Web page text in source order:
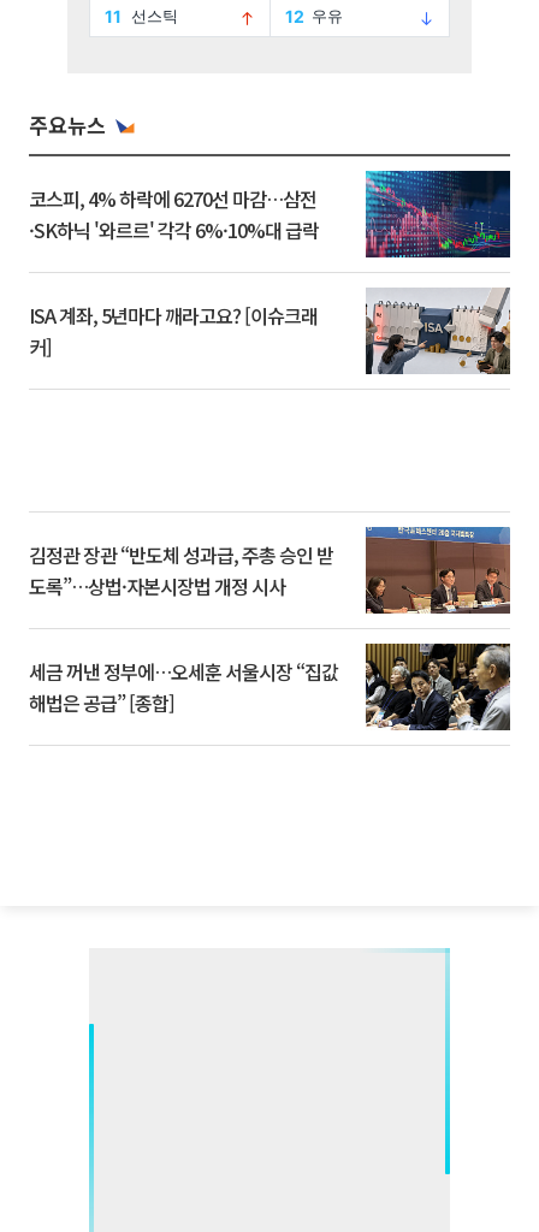
주요뉴스
코스피, 4% 하락에 6270선 마감…삼전
·SK하닉 '와르르' 각각 6%·10%대 급락
ISA 계좌, 5년마다 깨라고요? [이슈크래
커]
김정관 장관 “반도체 성과급, 주총 승인 받
도록”…상법·자본시장법 개정 시사
세금 꺼낸 정부에…오세훈 서울시장 “집값
해법은 공급” [종합]